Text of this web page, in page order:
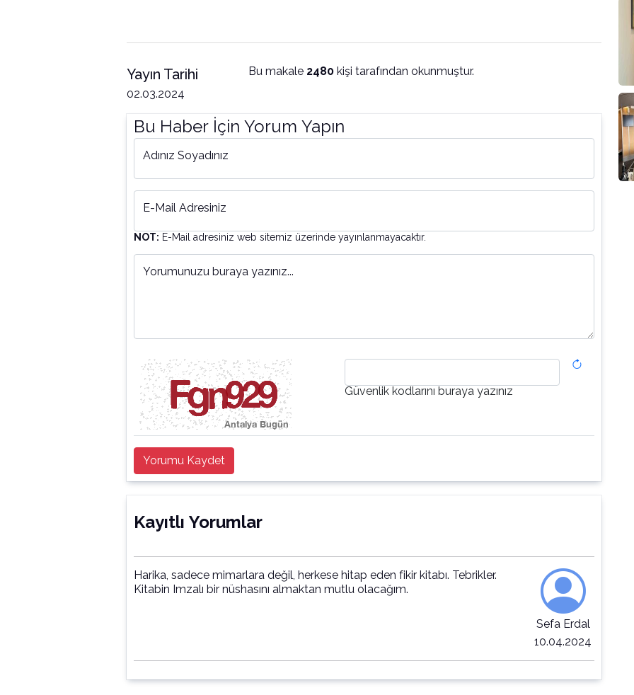
Yayın Tarihi
02.03.2024
Bu makale 2480kişi tarafından okunmuştur.
Bu Haber İçin Yorum Yapın
Adınız Soyadınız
E-Mail Adresiniz
NOT: E-Mail adresiniz web sitemiz üzerinde yayınlanmayacaktır.
Yorumunuzu buraya yazınız...
Güvenlik kodlarını buraya yazınız
Yorumu Kaydet
Kayıtlı Yorumlar
Harika, sadece mimarlara değil, herkese hitap eden fikir kitabı. Tebrikler.
Kitabin Imzalı bir nüshasını almaktan mutlu olacağım.
Sefa Erdal
10.04.2024